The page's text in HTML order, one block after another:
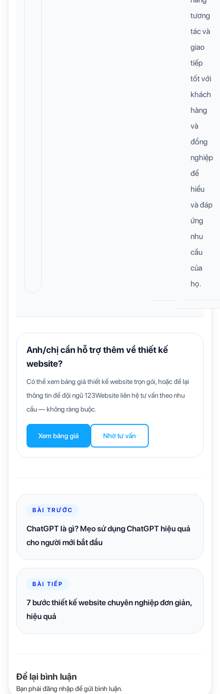
tương
tác và
giao
tiếp
tốt với
khách
hàng
và
đồng
nghiệp
để
hiểu
và đáp
ứng
nhu
cầu
của
họ.
Anh/chị cần hỗ trợ thêm về thiết kế
website?
Có thể xem bảng giá thiết kế website trọn gói, hoặc để lại
thông tin để đội ngũ 123Website liên hệ tư vấn theo nhu
cầu — không ràng buộc.
Xem bảng giá Nhờ tư vấn
BÀI TRƯỚC
ChatGPT là gì? Mẹo sử dụng ChatGPT hiệu quả
cho người mới bắt đầu
BÀI TIẾP
7 bước thiết kế website chuyên nghiệp đơn giản,
hiệu quả
Để lại bình luận
Bạn phải đăng nhậpđể gửi bình luận.